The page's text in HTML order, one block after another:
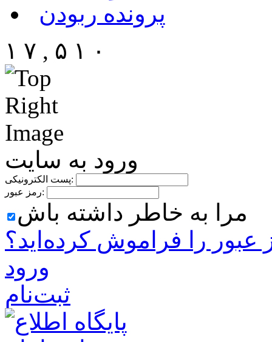
پرونده ربودن
۱ ۷ , ۵ ۱ ۰
ورود به سایت
پست الکترونیکی:
رمز عبور:
مرا به خاطر داشته باش
‌عبور را فراموش کرده‌اید؟
ورود
ثبت‌نام